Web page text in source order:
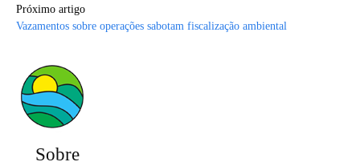
Próximo artigo
Vazamentos sobre operações sabotam fiscalização ambiental
Sobre